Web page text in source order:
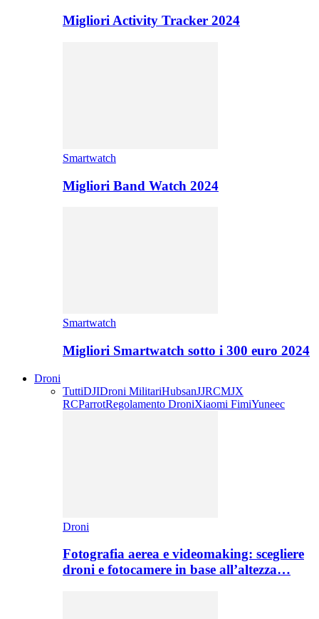
Migliori Activity Tracker 2024
Smartwatch
Migliori Band Watch 2024
Smartwatch
Migliori Smartwatch sotto i 300 euro 2024
Droni
TuttiDJIDroni MilitariHubsanJJRCMJX
RCParrotRegolamento DroniXiaomi FimiYuneec
Droni
Fotografia aerea e videomaking: scegliere
droni e fotocamere in base all’altezza…